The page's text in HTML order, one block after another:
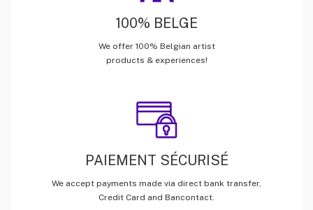
100% BELGE
We offer 100% Belgian artist
products & experiences!
PAIEMENT SÉCURISÉ
We accept payments made via direct bank transfer,
Credit Card and Bancontact.